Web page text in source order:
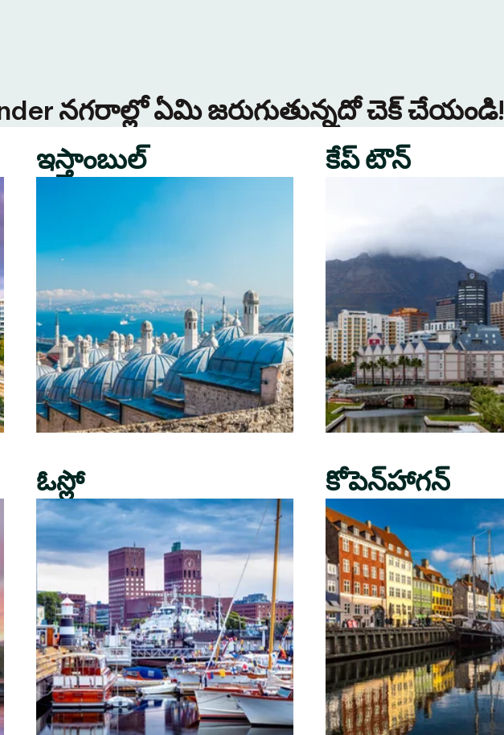
నగరాల్లో ఏమి జరుగుతున్నదో చెక్ చేయండి!
ఇస్తాంబుల్
ఓస్లో
కేప్ టౌన్
కోపెన్‌హాగన్